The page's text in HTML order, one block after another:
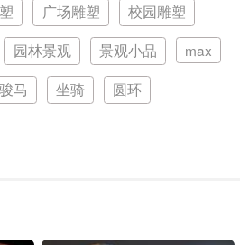
广场雕塑
校园雕塑
园林景观 景观小品
max
骏马 坐骑
圆环